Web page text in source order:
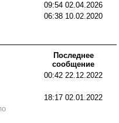
09:54 02.04.2026
06:38 10.02.2020
Последнее
сообщение
00:42 22.12.2022
18:17 02.01.2022